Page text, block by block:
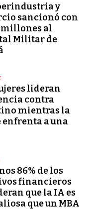
y
sancionó con
millones al
Militar de
lideran
contra
mientras la
enfrenta a una
86% de los
financieros
que la IA es
que un MBA